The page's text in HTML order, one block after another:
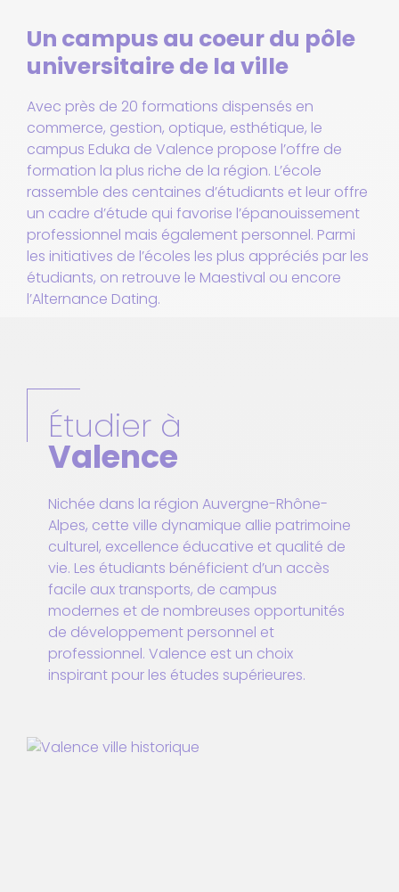
Un campus au coeur du pôle
universitaire de la ville
Avec près de 20 formations dispensés en
commerce, gestion, optique, esthétique, le
campus Eduka de Valence propose l’offre de
formation la plus riche de la région. L’école
rassemble des centaines d’étudiants et leur offre
un cadre d’étude qui favorise l’épanouissement
professionnel mais également personnel. Parmi
les initiatives de l’écoles les plus appréciés par les
étudiants, on retrouve le Maestival ou encore
l’Alternance Dating.
Étudier à
Valence
Nichée dans la région Auvergne-Rhône-
Alpes, cette ville dynamique allie patrimoine
culturel, excellence éducative et qualité de
vie. Les étudiants bénéficient d’un accès
facile aux transports, de campus
modernes et de nombreuses opportunités
de développement personnel et
professionnel. Valence est un choix
inspirant pour les études supérieures.